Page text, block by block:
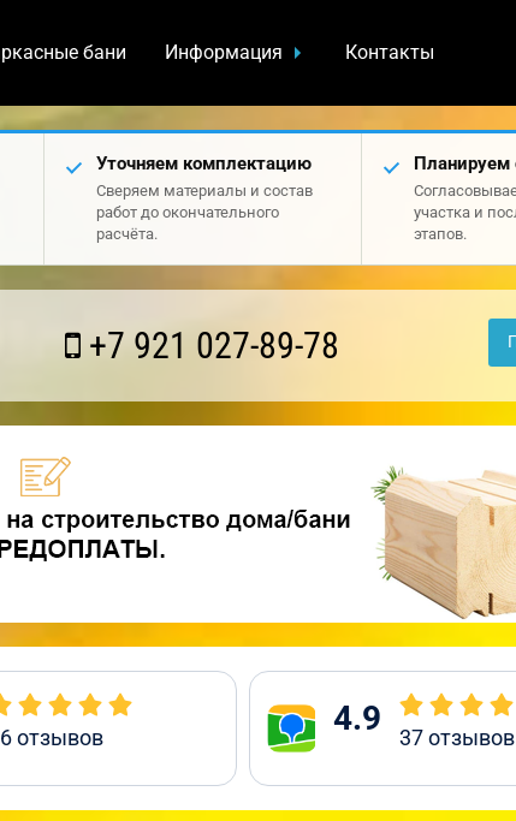
бани Информация Контакты
Уточняем комплектацию
Сверяем материалы и состав
работ до окончательного
расчёта.
Планируем
участка и
этапов.
+7 921 027-89-78
отзывов 4.9 37отзывов